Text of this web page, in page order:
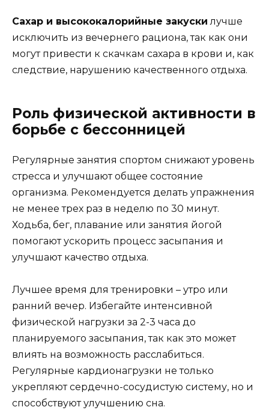
Сахар и высококалорийные закуски лучше
исключить из вечернего рациона, так как они
могут привести к скачкам сахара в крови и, как
следствие, нарушению качественного отдыха.
Роль физической активности в
борьбе с бессонницей
Регулярные занятия спортом снижают уровень
стресса и улучшают общее состояние
организма. Рекомендуется делать упражнения
не менее трех раз в неделю по 30 минут.
Ходьба, бег, плавание или занятия йогой
помогают ускорить процесс засыпания и
улучшают качество отдыха.
Лучшее время для тренировки – утро или
ранний вечер. Избегайте интенсивной
физической нагрузки за 2-3 часа до
планируемого засыпания, так как это может
влиять на возможность расслабиться.
Регулярные кардионагрузки не только
укрепляют сердечно-сосудистую систему, но и
способствуют улучшению сна.